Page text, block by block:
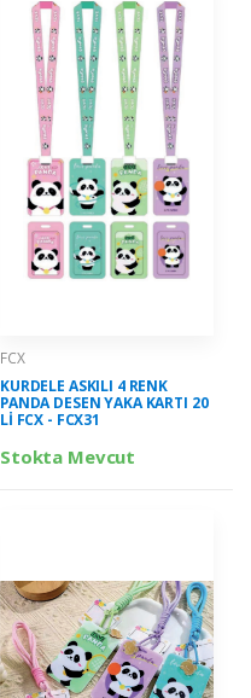
FCX
KURDELE ASKILI 4 RENK
PANDA DESEN YAKA KARTI 20
Lİ FCX - FCX31
Stokta Mevcut